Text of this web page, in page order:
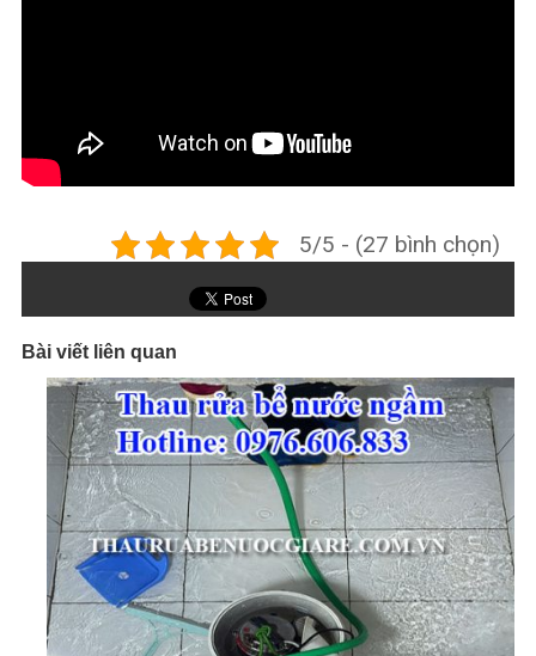
5/5 - (27 bình chọn)
Bài viết liên quan